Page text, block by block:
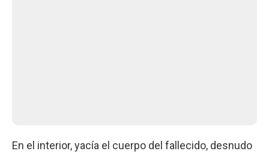
En el interior, yacía el cuerpo del fallecido, desnudo